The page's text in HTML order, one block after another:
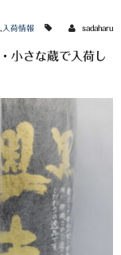
入荷情報 sadaharu
小さな蔵で入荷し